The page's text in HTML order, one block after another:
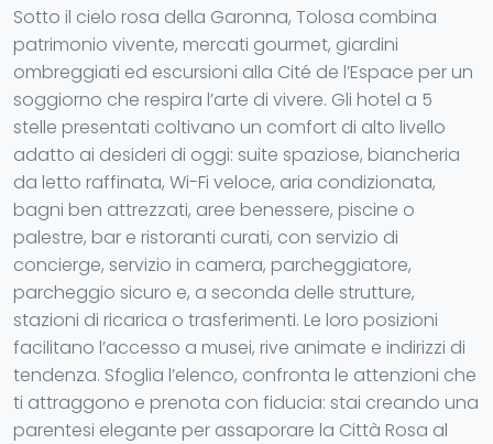
Sotto il cielo rosa della Garonna, Tolosa combina
patrimonio vivente, mercati gourmet, giardini
ombreggiati ed escursioni alla Cité de l’Espace per un
soggiorno che respira l’arte di vivere. Gli hotel a 5
stelle presentati coltivano un comfort di alto livello
adatto ai desideri di oggi: suite spaziose, biancheria
da letto raffinata, Wi-Fi veloce, aria condizionata,
bagni ben attrezzati, aree benessere, piscine o
palestre, bar e ristoranti curati, con servizio di
concierge, servizio in camera, parcheggiatore,
parcheggio sicuro e, a seconda delle strutture,
stazioni di ricarica o trasferimenti. Le loro posizioni
facilitano l’accesso a musei, rive animate e indirizzi di
tendenza. Sfoglia l’elenco, confronta le attenzioni che
ti attraggono e prenota con fiducia: stai creando una
parentesi elegante per assaporare la Città Rosa al